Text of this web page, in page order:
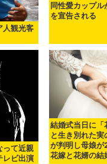
人観光客
同性愛カップル
を宣告される
って近親
レビ出演
結婚式当日に「
と生き別れた実
が判明し母娘が
花嫁と花婿の結